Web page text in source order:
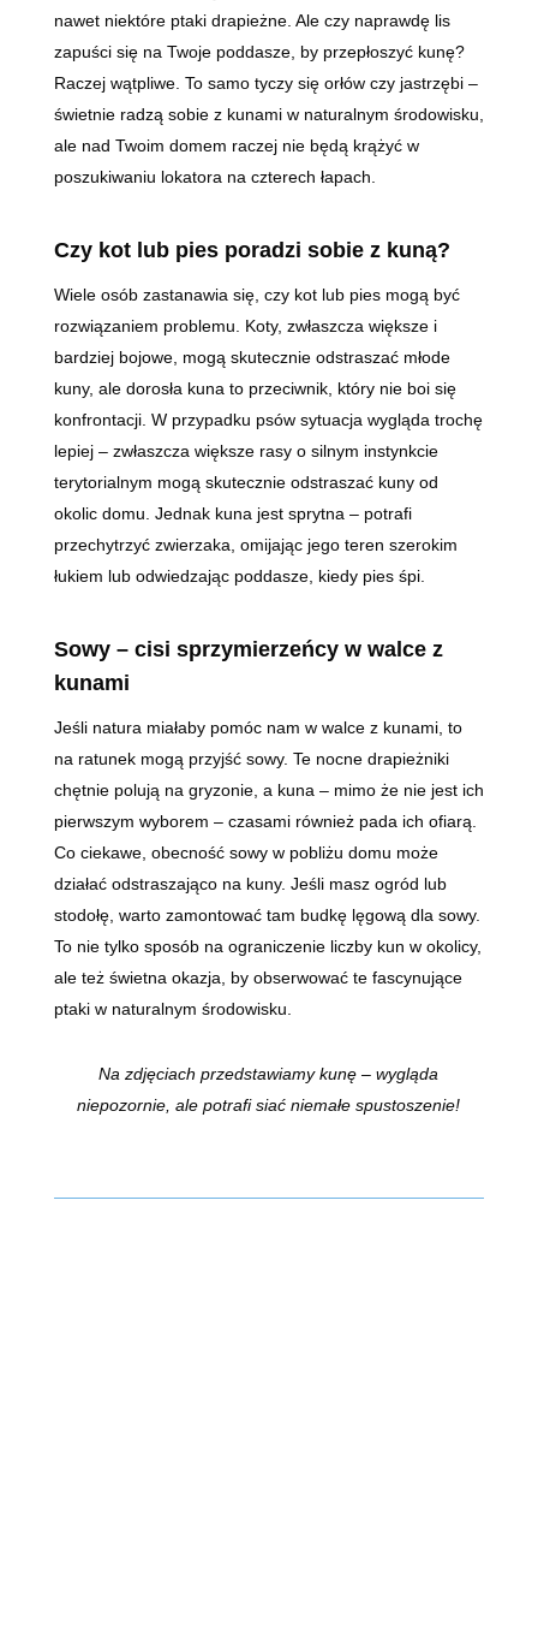
nawet niektóre ptaki drapieżne. Ale czy naprawdę lis
zapuści się na Twoje poddasze, by przepłoszyć kunę?
Raczej wątpliwe. To samo tyczy się orłów czy jastrzębi –
świetnie radzą sobie z kunami w naturalnym środowisku,
ale nad Twoim domem raczej nie będą krążyć w
poszukiwaniu lokatora na czterech łapach.
Czy kot lub pies poradzi sobie z kuną?
Wiele osób zastanawia się, czy kot lub pies mogą być
rozwiązaniem problemu. Koty, zwłaszcza większe i
bardziej bojowe, mogą skutecznie odstraszać młode
kuny, ale dorosła kuna to przeciwnik, który nie boi się
konfrontacji. W przypadku psów sytuacja wygląda trochę
lepiej – zwłaszcza większe rasy o silnym instynkcie
terytorialnym mogą skutecznie odstraszać kuny od
okolic domu. Jednak kuna jest sprytna – potrafi
przechytrzyć zwierzaka, omijając jego teren szerokim
łukiem lub odwiedzając poddasze, kiedy pies śpi.
Sowy – cisi sprzymierzeńcy w walce z
kunami
Jeśli natura miałaby pomóc nam w walce z kunami, to
na ratunek mogą przyjść sowy. Te nocne drapieżniki
chętnie polują na gryzonie, a kuna – mimo że nie jest ich
pierwszym wyborem – czasami również pada ich ofiarą.
Co ciekawe, obecność sowy w pobliżu domu może
działać odstraszająco na kuny. Jeśli masz ogród lub
stodołę, warto zamontować tam budkę lęgową dla sowy.
To nie tylko sposób na ograniczenie liczby kun w okolicy,
ale też świetna okazja, by obserwować te fascynujące
ptaki w naturalnym środowisku.
Na zdjęciach przedstawiamy kunę – wygląda
niepozornie, ale potrafi siać niemałe spustoszenie!